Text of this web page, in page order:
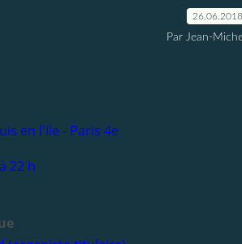
26.06.2018
Par Jean-
en l'Ile - Paris 4e
22 h